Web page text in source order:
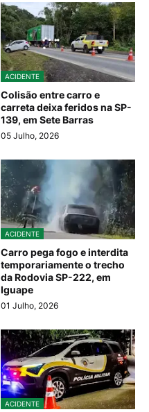
ACIDENTE
Colisão entre carro e
carreta deixa feridos na SP-
139, em Sete Barras
05 Julho, 2026
ACIDENTE
Carro pega fogo e interdita
temporariamente o trecho
da Rodovia SP-222, em
Iguape
01 Julho, 2026
ACIDENTE